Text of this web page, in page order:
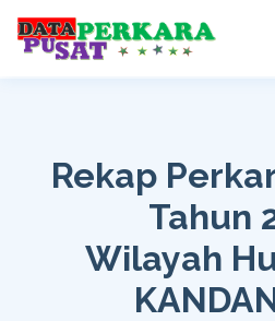
Rekap
Tahun
Wilayah